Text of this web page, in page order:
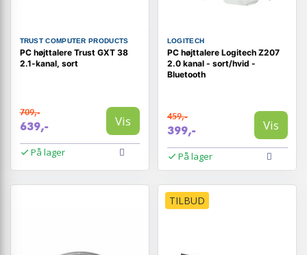
TRUST COMPUTER PRODUCTS
PC højttalere Trust GXT 38
2.1-kanal, sort
709,-
639,- Vis
På lager
LOGITECH
PC højttalere Logitech Z207
2.0 kanal - sort/hvid -
Bluetooth
459,-
399,- Vis
På lager
TILBUD